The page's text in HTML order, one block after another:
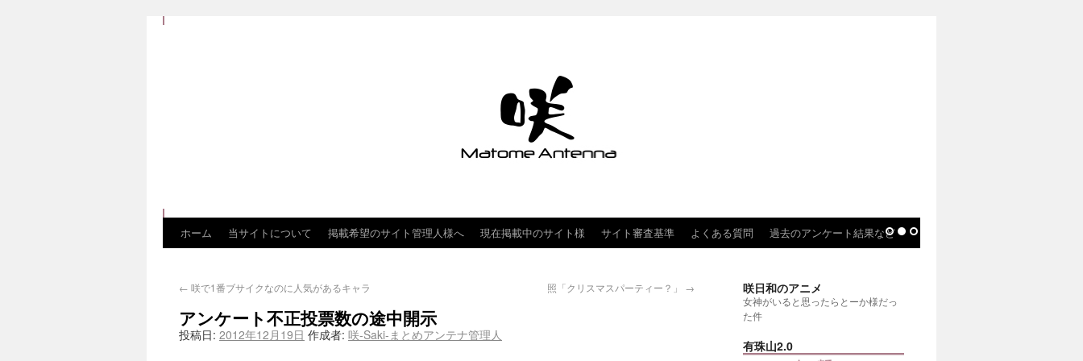
ホーム 当サイトについて 掲載希望のサイト管理人様へ 現在掲載中のサイト様 サイト審査基準 よくある質問 過去のアンケート結果など
← 咲で1番ブサイクなのに人気があるキャラ 照「クリスマスパーティー？」 →
アンケート不正投票数の途中開示
投稿日: 2012年12月19日 作成者: 咲-Saki-まとめアンテナ管理人
咲日和のアニメ
女神がいると思ったらとーか様だっ
た件
有珠山2.0